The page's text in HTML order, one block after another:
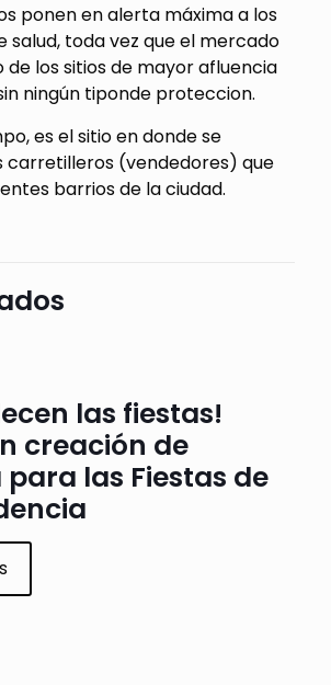
ponen en alerta máxima a los
salud, toda vez que el mercado
de los sitios de mayor afluencia
ningún tiponde proteccion.
es el sitio en donde se
carretilleros (vendedores) que
barrios de la ciudad.
las fiestas!
creación de
para las Fiestas de